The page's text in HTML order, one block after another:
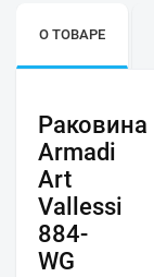
О ТОВАРЕ
Раковина
Armadi
Art
Vallessi
884-
WG